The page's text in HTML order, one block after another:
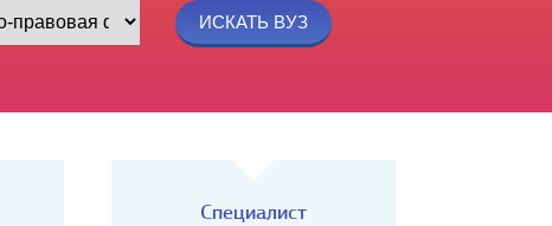
Специалист